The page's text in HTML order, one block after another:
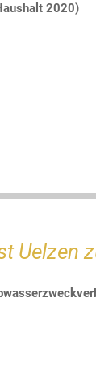
2020)
Uelzen